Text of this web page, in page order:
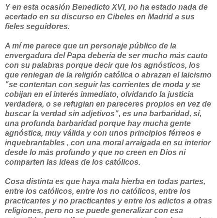
Y en esta ocasión Benedicto XVI, no ha estado nada de
acertado en su discurso en Cibeles en Madrid a sus
fieles seguidores.
A mí me parece que un personaje público de la
envergadura del Papa debería de ser mucho más cauto
con su palabras porque decir que los agnósticos, los
que reniegan de la religión católica o abrazan el laicismo
"se contentan con seguir las corrientes de moda y se
cobijan en el interés inmediato, olvidando la justicia
verdadera, o se refugian en pareceres propios en vez de
buscar la verdad sin adjetivos", es una barbaridad, sí,
una profunda barbaridad porque hay mucha gente
agnóstica, muy válida y con unos principios férreos e
inquebrantables , con una moral arraigada en su interior
desde lo más profundo y que no creen en Dios ni
comparten las ideas de los católicos.
Cosa distinta es que haya mala hierba en todas partes,
entre los católicos, entre los no católicos, entre los
practicantes y no practicantes y entre los adictos a otras
religiones, pero no se puede generalizar con esa